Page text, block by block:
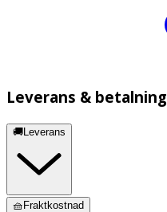
Leverans & betalning
🚚Leverans
🧺Fraktkostnad